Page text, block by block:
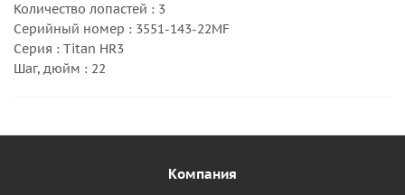
Количество лопастей : 3
Серийный номер : 3551-143-22MF
Серия : Titan HR3
Шаг, дюйм : 22
Компания